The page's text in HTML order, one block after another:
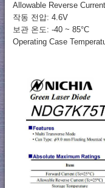
Allowable Reverse
작동 전압: 4.6V
보관 온도: -40 ~ 85°C
Operating Case